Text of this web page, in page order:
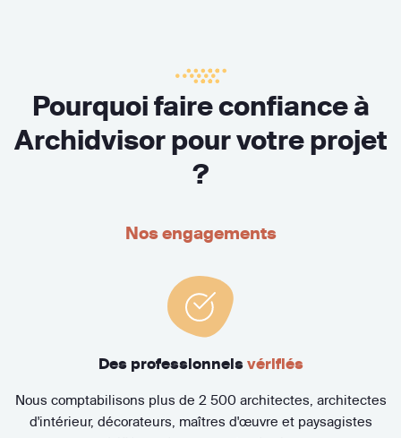
Pourquoi faire confiance à
Archidvisor pour votre projet
?
Nos engagements
Des professionnels vérifiés
Nous comptabilisons plus de 2 500 architectes, architectes
d'intérieur, décorateurs, maîtres d'œuvre et paysagistes